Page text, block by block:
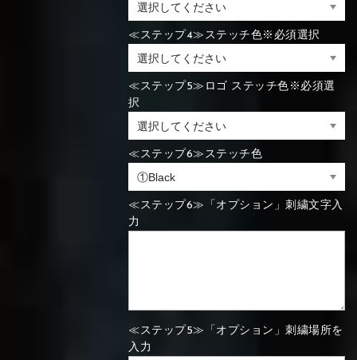
⑭Caramel ⑮Wine red
⑭Caramel ⑮Wine red
⑪Black
⑭Caramel ⑮Wine red
⑪Blue ⑫Aqua blue
⑭Pink
⑪Blue ⑫Aqua blue
⑭Pink ⑮Rose pink
≪ステップ4≫ステッチ色※必須選択
≪ステップ5≫ロゴ ステッチ色※必須選
択
≪ステップ6≫ステッチ色
≪ステップ6≫「オプション」刺繍文字入
力
≪ステップ5≫「オプション」刺繍場所を
入力